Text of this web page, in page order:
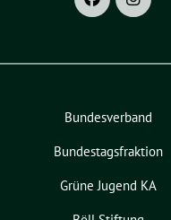
Bundesverband
Bundestagsfraktion
Grüne Jugend KA